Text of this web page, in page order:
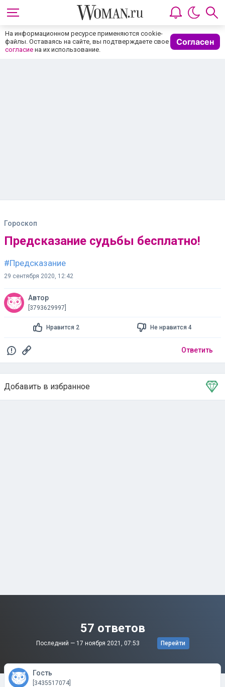
На информационном ресурсе применяются cookie-
файлы. Оставаясь на сайте, вы подтверждаете свое
согласие на их использование.
Согласен
Гороскоп
Предсказание судьбы бесплатно!
#Предсказание
29 сентября 2020, 12:42
Автор
[3793629997]
Нравится 2 Не нравится 4
Ответить
Добавить в избранное
Тема в избранном
57 ответов
Последний — 17 ноября 2021, 07:53 Перейти
Гость
[3435517074]